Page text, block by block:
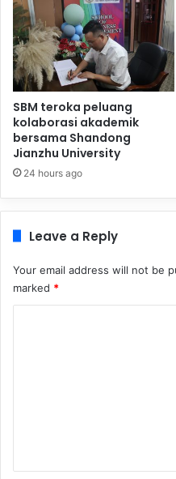
SBM teroka peluang
kolaborasi akademik
bersama Shandong
Jianzhu University
24 hours ago
Leave a Reply
Your email address will not be
marked *